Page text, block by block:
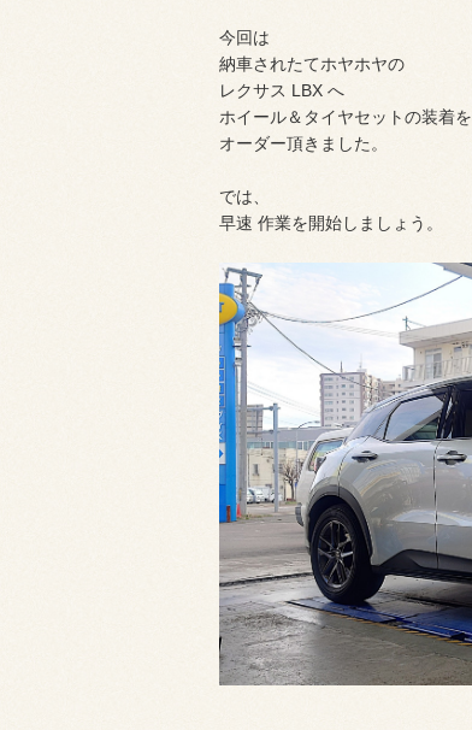
今回は
納車されたてホヤホヤの
レクサス LBX へ
ホイール＆タイヤセットの装着を
オーダー頂きました。
では、
早速 作業を開始しましょう。